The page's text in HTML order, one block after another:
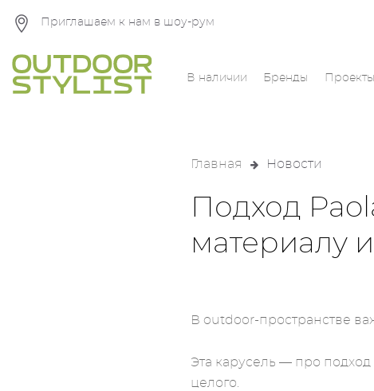
Приглашаем к нам в шоу-рум
В наличии Бренды Проекты
Главная Новости
Подход
материалу
В outdoor-пространстве
Эта карусель — про подход
целого.